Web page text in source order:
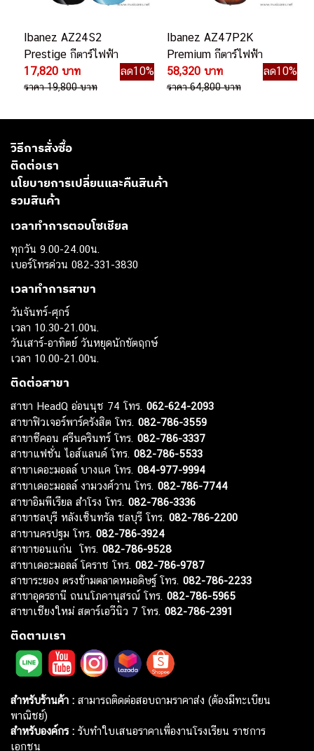
Ibanez AZ24S2
Prestige กีตาร์ไฟฟ้า
17,820 บาท
ลด10%
ราคา 19,800 บาท
Ibanez AZ47P2K
Premium กีตาร์ไฟฟ้า
58,320 บาท
ลด10%
ราคา 64,800 บาท
วิธีการสั่งซื้อ
ติดต่อเรา
นโยบายการเปลี่ยนและคืนสินค้า
รวมสินค้า
เวลาทำการตอบโซเชียล
ทุกวัน 9.00-24.00น.
เบอร์โทรด่วน 082-331-3830
เวลาทำการสาขา
วันจันทร์-ศุกร์
เวลา 10.30-21.00น.
วันเสาร์-อาทิตย์ วันหยุดนักขัตฤกษ์
เวลา 10.00-21.00น.
ติดต่อสาขา
สาขา HeadQ อ่อนนุช 74 โทร. 062-624-2093
สาขาฟิวเจอร์พาร์ครังสิต โทร. 082-786-3559
สาขาซีคอน ศรีนครินทร์ โทร. 082-786-3337
สาขาแฟชั่น ไอส์แลนด์ โทร. 082-786-5533
สาขาเดอะมอลล์ บางแค โทร. 084-977-9994
สาขาเดอะมอลล์ งามวงศ์วาน โทร. 082-786-7744
สาขาอิมพีเรียล สำโรง โทร. 082-786-3336
สาขาชลบุรี หลังเซ็นทรัล ชลบุรี โทร. 082-786-2200
สาขานครปฐม โทร. 082-786-3924
สาขาขอนแก่น โทร. 082-786-9528
สาขาเดอะมอลล์ โคราช โทร. 082-786-9787
สาขาระยอง ตรงข้ามตลาดหมอดิษฐ์ โทร. 082-786-2233
สาขาอุดรธานี ถนนโภคานุสรณ์ โทร. 082-786-5965
สาขาเชียงใหม่ สตาร์เอวีนิว 7 โทร. 082-786-2391
ติดตามเรา
สำหรับร้านค้า : สามารถติดต่อสอบถามราคาส่ง (ต้องมีทะเบียน
พาณิชย์)
สำหรับองค์กร : รับทำใบเสนอราคาเพื่องานโรงเรียน ราชการ
เอกชน